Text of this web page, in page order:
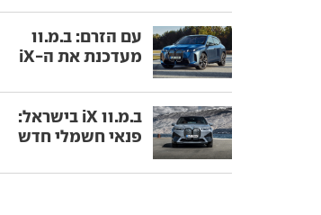
עם הזרם: ב.מ.וו
מעדכנת את ה-iX
ב.מ.וו iX בישראל:
פנאי חשמלי חדש